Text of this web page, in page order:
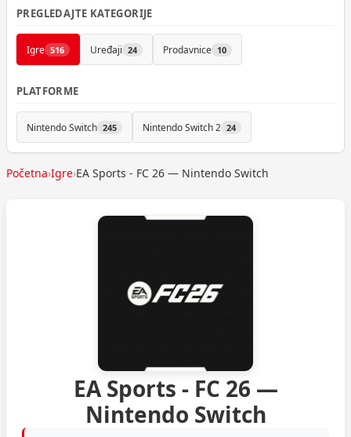
PREGLEDAJTE KATEGORIJE
Igre 516 Uređaji 24 Prodavnice 10
PLATFORME
Nintendo Switch 245 Nintendo Switch 2 24
Početna›Igre›EA Sports - FC 26 — Nintendo Switch
EA Sports - FC 26 —
Nintendo Switch